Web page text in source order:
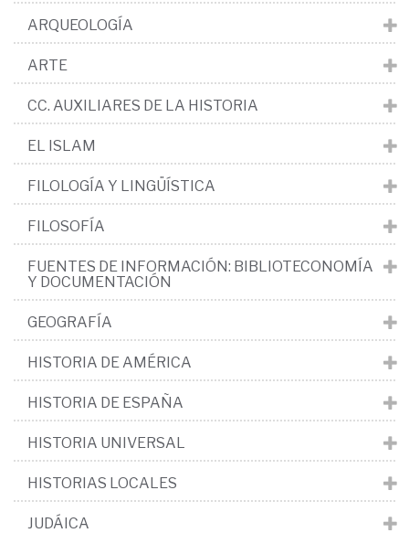
ARQUEOLOGÍA
ARTE
CC. AUXILIARES DE LA HISTORIA
EL ISLAM
FILOLOGÍA Y LINGÜÍSTICA
FILOSOFÍA
FUENTES DE INFORMACIÓN: BIBLIOTECONOMÍA
Y DOCUMENTACIÓN
GEOGRAFÍA
HISTORIA DE AMÉRICA
HISTORIA DE ESPAÑA
HISTORIA UNIVERSAL
HISTORIAS LOCALES
JUDÁICA